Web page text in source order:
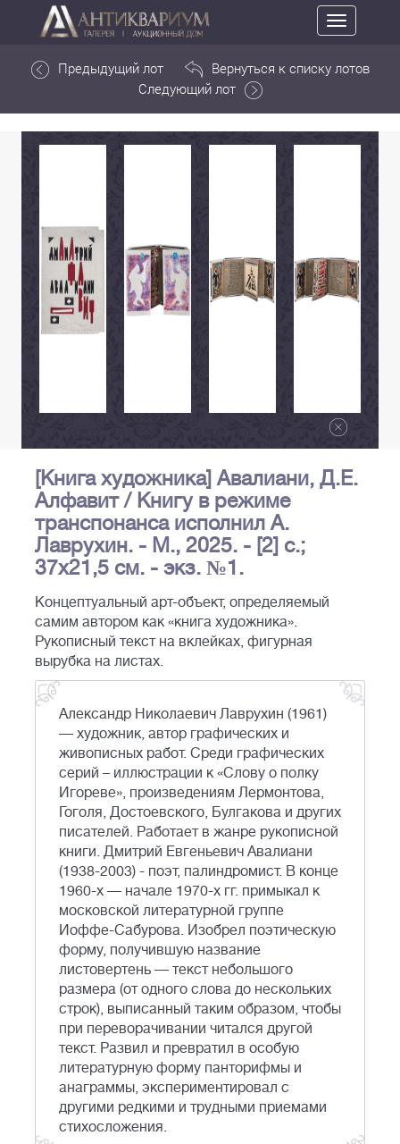
Toggle
navigation
Предыдущий лот
Вернуться к списку лотов
Следующий лот
[Книга художника] Авалиани, Д.Е.
Алфавит / Книгу в режиме
транспонанса исполнил А.
Лаврухин. - М., 2025. - [2] с.;
37х21,5 см. - экз. №1.
Концептуальный арт-объект, определяемый
самим автором как «книга художника».
Рукописный текст на вклейках, фигурная
вырубка на листах.
Александр Николаевич Лаврухин (1961)
— художник, автор графических и
живописных работ. Среди графических
серий – иллюстрации к «Слову о полку
Игореве», произведениям Лермонтова,
Гоголя, Достоевского, Булгакова и других
писателей. Работает в жанре рукописной
книги. Дмитрий Евгеньевич Авалиани
(1938-2003) - поэт, палиндромист. В конце
1960-х — начале 1970-х гг. примыкал к
московской литературной группе
Иоффе-Сабурова. Изобрел поэтическую
форму, получившую название
листовертень — текст небольшого
размера (от одного слова до нескольких
строк), выписанный таким образом, чтобы
при переворачивании читался другой
текст. Развил и превратил в особую
литературную форму панторифмы и
анаграммы, экспериментировал с
другими редкими и трудными приемами
стихосложения.